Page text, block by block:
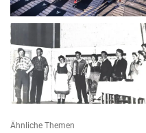
Ähnliche Themen